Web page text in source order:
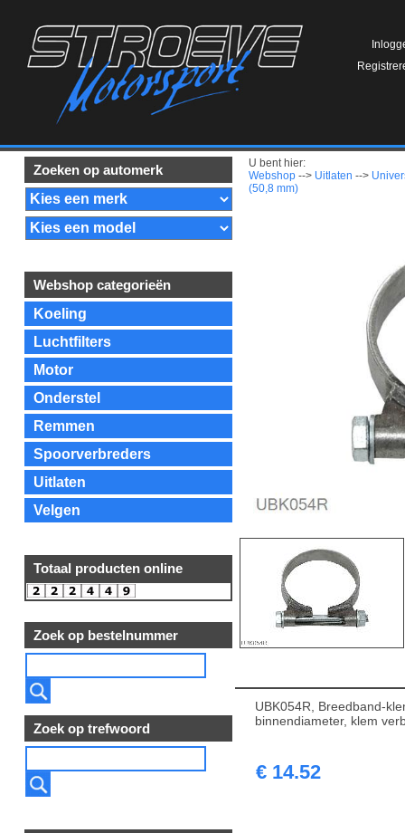
Zoeken op automerk
Webshop categorieën
Koeling
Luchtfilters
Motor
Onderstel
Remmen
Spoorverbreders
Uitlaten
Velgen
Totaal producten online
Zoek op bestelnummer
Zoek op trefwoord
U bent hier:
Webshop --> Uitlaten -->
(50,8 mm)
UBK054R, Breedband-
binnendiameter, klem
€ 14.52